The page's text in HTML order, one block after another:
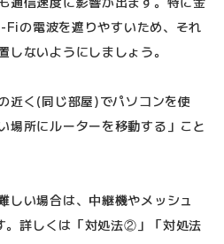
の電波を遮りやすいため、それ
しないようにしましょう。
近く(同じ部屋)でパソコンを使
場所にルーターを移動する」こと
しい場合は、中継機やメッシュ
詳しくは「対処法②」「対処法